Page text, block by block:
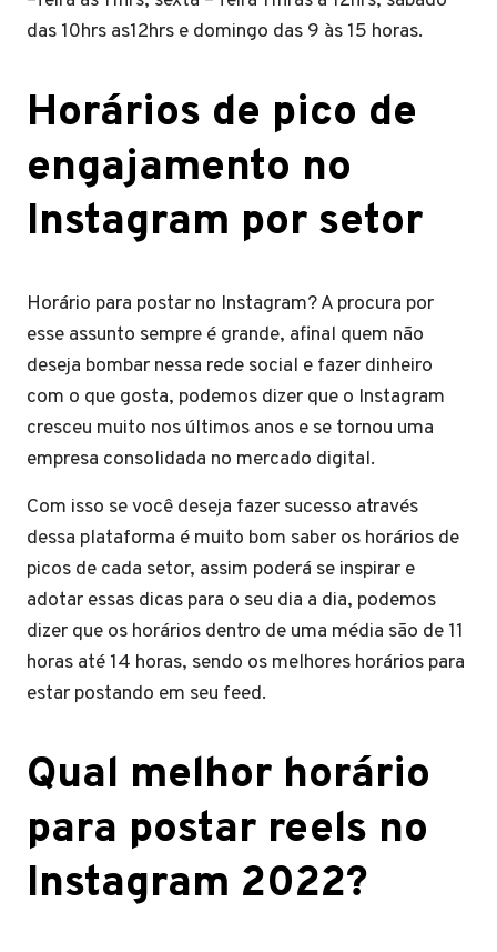
das 10hrs as12hrs e domingo das 9 às 15 horas.
Horários de pico de
engajamento no
Instagram por setor
Horário para postar no Instagram? A procura por
esse assunto sempre é grande, afinal quem não
deseja bombar nessa rede social e fazer dinheiro
com o que gosta, podemos dizer que o Instagram
cresceu muito nos últimos anos e se tornou uma
empresa consolidada no mercado digital.
Com isso se você deseja fazer sucesso através
dessa plataforma é muito bom saber os horários de
picos de cada setor, assim poderá se inspirar e
adotar essas dicas para o seu dia a dia, podemos
dizer que os horários dentro de uma média são de 11
horas até 14 horas, sendo os melhores horários para
estar postando em seu feed.
Qual melhor horário
para postar reels no
Instagram 2022?